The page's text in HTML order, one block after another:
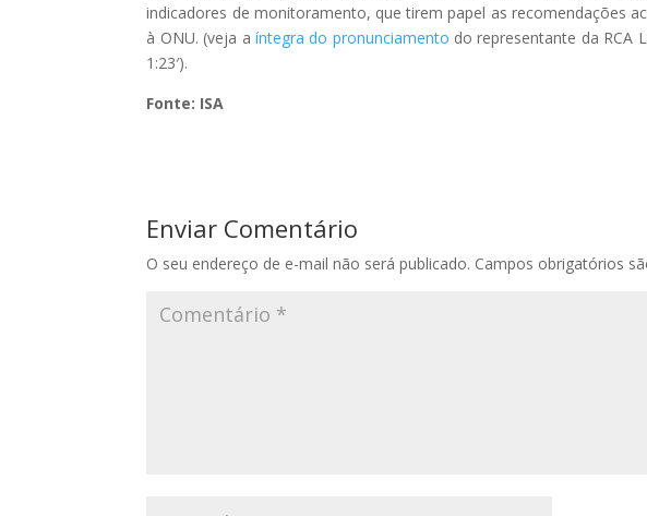
indicadores de monitoramento, que tirem papel as recomendações
à ONU. (veja a íntegra do pronunciamento do representante da RCA
1:23′).
Fonte: ISA
Enviar Comentário
O seu endereço de e-mail não será publicado. Campos obrigatórios